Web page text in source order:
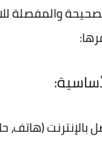
والمفصلة
بالإنترنت (هاتف،